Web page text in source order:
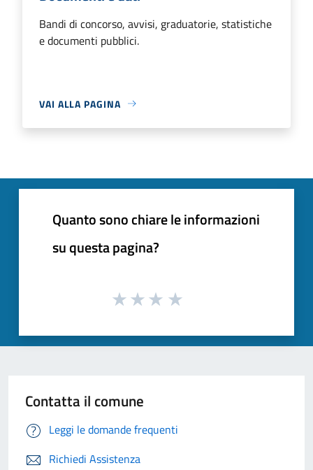
Bandi di concorso, avvisi, graduatorie, statistiche
e documenti pubblici.
VAI ALLA PAGINA
Quanto sono chiare le informazioni
su questa pagina?
Contatta il comune
Leggi le domande frequenti
Richiedi Assistenza